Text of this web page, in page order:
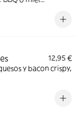
12,95 €
y bacon crispy,